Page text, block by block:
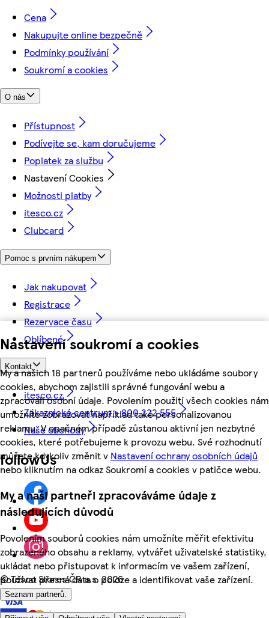
Nastavení soukromí a cookies
My a našich 18 partnerů používáme nebo ukládáme soubory
cookies, abychom zajistili správné fungování webu a
zpracovali osobní údaje. Povolením použití všech cookies nám
umožníte zobrazovat například také personalizovanou
reklamu. V opačném případě zůstanou aktivní jen nezbytné
cookies, které potřebujeme k provozu webu. Své rozhodnutí
můžete kdykoliv změnit v Nastavení ochrany osobních údajů
nebo kliknutím na odkaz Soukromí a cookies v patičce webu.
My a naši partneři zpracováváme údaje z
následujících důvodů
Povolením souborů cookies nám umožníte měřit efektivitu
zobrazeného obsahu a reklamy, vytvářet uživatelské statistiky,
ukládat nebo přistupovat k informacím ve vašem zařízení,
používat přesná data o poloze a identifikovat vaše zařízení.
Seznam partnerů.
Cena
Nakupujte online bezpečně
Podmínky používání
Soukromí a cookies
O nás
Přístupnost
Podívejte se, kam doručujeme
Poplatek za službu
Nastavení Cookies
Možnosti platby
itesco.cz
Clubcard
Pomoc s prvním nákupem
Jak nakupovat
Registrace
Rezervace času
Oblíbené
Kontakt
itesco.cz
Zákaznické centrum - 800 222 555
Naše obchody
followUs
©Tesco Stores ČR a.s. 2026